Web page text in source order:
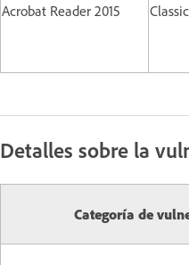
Acrobat Reader 2015
Detalles sobre la
Categoría de